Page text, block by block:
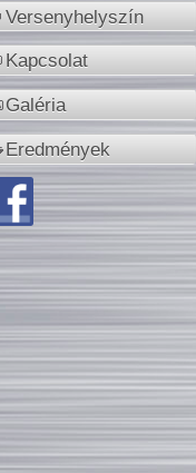
Versenyhelyszín
Kapcsolat
Galéria
Eredmények